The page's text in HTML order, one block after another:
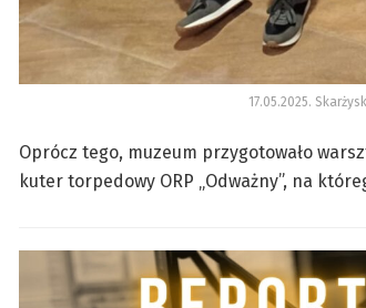
17.05.2025.
Oprócz tego, muzeum przygotowało
kuter torpedowy ORP „Odważny”, na